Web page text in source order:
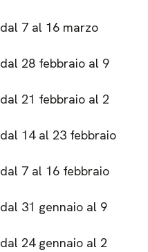
dal 7 al 16 marzo
dal 28 febbraio al 9
dal 21 febbraio al 2
dal 14 al 23 febbraio
dal 7 al 16 febbraio
dal 31 gennaio al 9
dal 24 gennaio al 2